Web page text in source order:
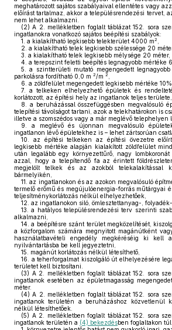
meghatározott sajátos szabályaival ellentétes vagy
előírást tartalmaz, akkor a településrendezési tervet,
nem lehet alkalmazni.
(2) A 2. mellékletben foglalt táblázat 152. sora
ingatlanokra vonatkozó sajátos beépítési szabályok:
1. a kialakítható legkisebb telekterület 4000 m2
2. a kialakítható telek legkisebb szélessége 20
3. a kialakítható telek legkisebb mélysége 20 méter,
4. a terepszint feletti beépítés legnagyobb mértéke
5.
a szintterületi mutató megengedett
parkolásra fordítható 0,0 m 2/m 2
6. a zöldfelület megengedett legkisebb mértéke 10%,
7.
a telkeken elhelyezhető épületek és
korlátozott, az építési hely az ingatlanok teljes területe,
8.
a beruházással összefüggésben megvalósuló
telepítési távolságot tartani, azok a telekhatárokon is
illetve a szomszédos vagy a már meglévő telephelyen
9.
a meglévő és újonnan megvalósuló
ingatlanon lévő épületekhez is – lehet zártsorúan
10.
az építési telkeken az építési övezetre
legkisebb mértéke alapján kialakított zöldfelület
után legalább egy környezettűrő, nagy
azzal, hogy a telepítendő fa az érintett
megjelölt telkek és az azokból telekalakítással
bármelyikén,
11. az ingatlanokon és az azokon megvalósuló
termelő erőmű és megújulóenergia-forrás műtárgyai
teljesítménykorlátozás nélkül elhelyezhetőek,
12. az ingatlanokon siló, ömlesztettanyag-,
13.
a hatályos településrendezési terv szerinti
alkalmazni,
14. a beépítésre szánt terület megközelítését,
a közforgalom számára megnyitott magánútként
használatbavételi engedély megkéréséig ki kell
nyilvántartásba be kell jegyeztetni,
15.
magánút korlátozás nélkül létesíthető,
16.
a teherforgalmat kiszolgáló út elhelyezésére
területet kell biztosítani.
(3) A 2. mellékletben foglalt táblázat 152. sora
ingatlanok esetében az épületmagasság
méter.
(4) A 2. mellékletben foglalt táblázat 152. sora
ingatlanok területén a beruházáshoz közvetlenül
nélkül létesíthetőek.
(5) A 2. mellékletben foglalt táblázat 152. sora
ingatlanok területén a (4) bekezdésben foglaltakon túl